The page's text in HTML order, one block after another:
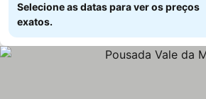
Selecione as datas para ver os preços
exatos.